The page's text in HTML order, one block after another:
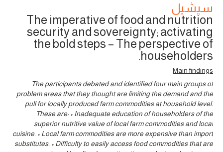
سيشيل
The imperative of food and nutrition
security and sovereignty; activating
the bold steps – The perspective of
householders.
Main findings
The participants debated and identified four main groups of
problem areas that they thought are limiting the demand and the
pull for locally produced farm commodities at household level.
These are: • Inadequate education of householders of the
superior nutritive value of local farm commodities and local
cuisine. • Local farm commodities are more expensive than import
substitutes. • Difficulty to easily access food commodities that are